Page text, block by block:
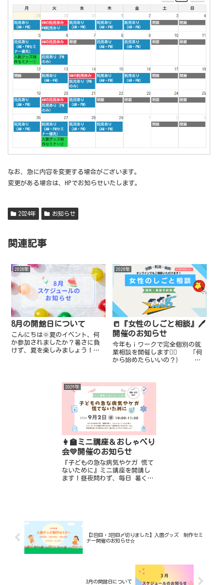
なお、急に内容を変更する場合がございます。
変更がある場合は、HPでお知らせいたします。
2024年 お知らせ
関連記事
2026年
8月の開館日について
こんにちは🌞夏のイベント、何
か参加されましたか？暑さに負
けず、夏を楽しみましょう！ｉ
日(水)～8月14日(金)、8月...
2026年
📒『女性のしごと相談』🖊️
開催のお知らせ
今年もｉワークで完全個別の就
業相談を開催します💁‍♀️ 「何
から始めたらいいの？｝
「仕事ってどう探すの？」
「自分に...
2026年
👩‍🏫ミニ講座＆おしゃべり
会💛開催のお知らせ
『子どもの急な病気やケガ 慌て
ないために』ミニ講座を開講し
ます！昼夜問わず、毎日 暑くて
【2回目・3回目〆切りました】入園グッズ 制作セミ
ナー開催のお知らせ☆
3月の開館日について